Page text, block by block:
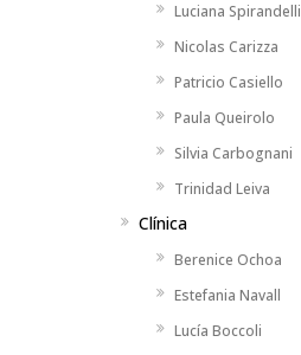
Luciana Spirandelli
Nicolas Carizza
Patricio Casiello
Paula Queirolo
Silvia Carbognani
Trinidad Leiva
Clínica
Berenice Ochoa
Estefania Navall
Lucía Boccoli